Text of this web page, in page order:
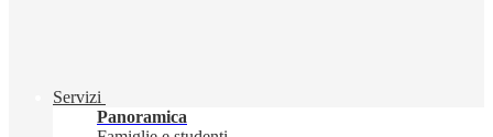
Servizi
Panoramica